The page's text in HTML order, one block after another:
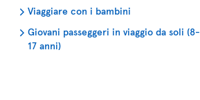
Viaggiare con i bambini
Giovani passeggeri in viaggio da soli (8-
17 anni)